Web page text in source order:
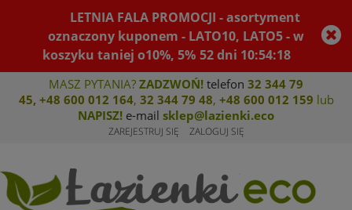
LETNIA FALA PROMOCJI - asortyment
oznaczony kuponem - LATO10, LATO5 - w
koszyku taniej o10%, 5% 52dni 10:54:17
MASZ PYTANIA? ZADZWOŃ! telefon 32 344 79
45, +48 600 012 164, 32 344 79 48, +48 600 012 159 lub
NAPISZ! e-mail sklep@lazienki.eco
ZAREJESTRUJ SIĘ ZALOGUJ SIĘ